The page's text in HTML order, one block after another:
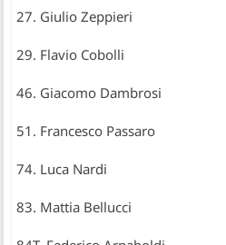
27. Giulio Zeppieri
29. Flavio Cobolli
46. Giacomo Dambrosi
51. Francesco Passaro
74. Luca Nardi
83. Mattia Bellucci